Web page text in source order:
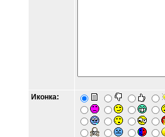
Иконка: